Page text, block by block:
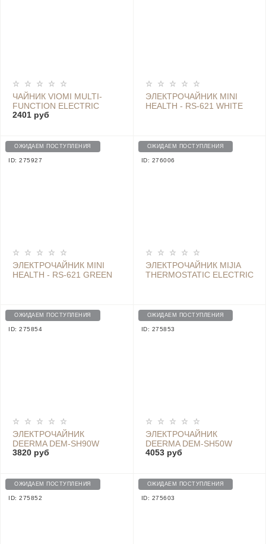
ЧАЙНИК VIOMI MULTI-
FUNCTION ELECTRIC
KETTLE, YM-K1510
2401 руб
ЭЛЕКТРОЧАЙНИК MINI
HEALTH - RS-621 WHITE
ОЖИДАЕМ ПОСТУПЛЕНИЯ
ID: 275927
ЭЛЕКТРОЧАЙНИК MINI
HEALTH - RS-621 GREEN
ОЖИДАЕМ ПОСТУПЛЕНИЯ
ID: 276006
ЭЛЕКТРОЧАЙНИК MIJIA
THERMOSTATIC ELECTRIC
ОЖИДАЕМ ПОСТУПЛЕНИЯ
ID: 275854
ЭЛЕКТРОЧАЙНИК
DEERMA DEM-SH90W
3820 руб
ОЖИДАЕМ ПОСТУПЛЕНИЯ
ID: 275853
ЭЛЕКТРОЧАЙНИК
DEERMA DEM-SH50W
4053 руб
ОЖИДАЕМ ПОСТУПЛЕНИЯ
ID: 275852
ОЖИДАЕМ ПОСТУПЛЕНИЯ
ID: 275603